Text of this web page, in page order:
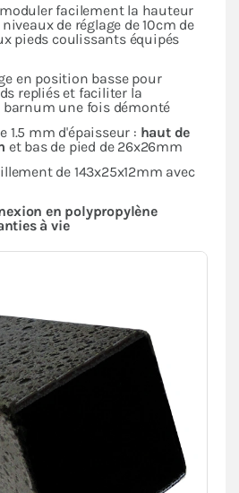
facilement la hauteur
de réglage de 10cm de
pieds coulissants équipés
en position basse pour
repliés et faciliter la
une fois démonté
1.5 mm d'épaisseur : haut de
et bas de pied de 26x26mm
de 143x25x12mm avec
en polypropylène
à vie